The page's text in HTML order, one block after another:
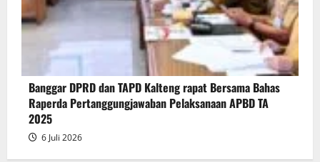
Banggar DPRD dan TAPD Kalteng rapat Bersama Bahas
Raperda Pertanggungjawaban Pelaksanaan APBD TA
2025
6 Juli 2026